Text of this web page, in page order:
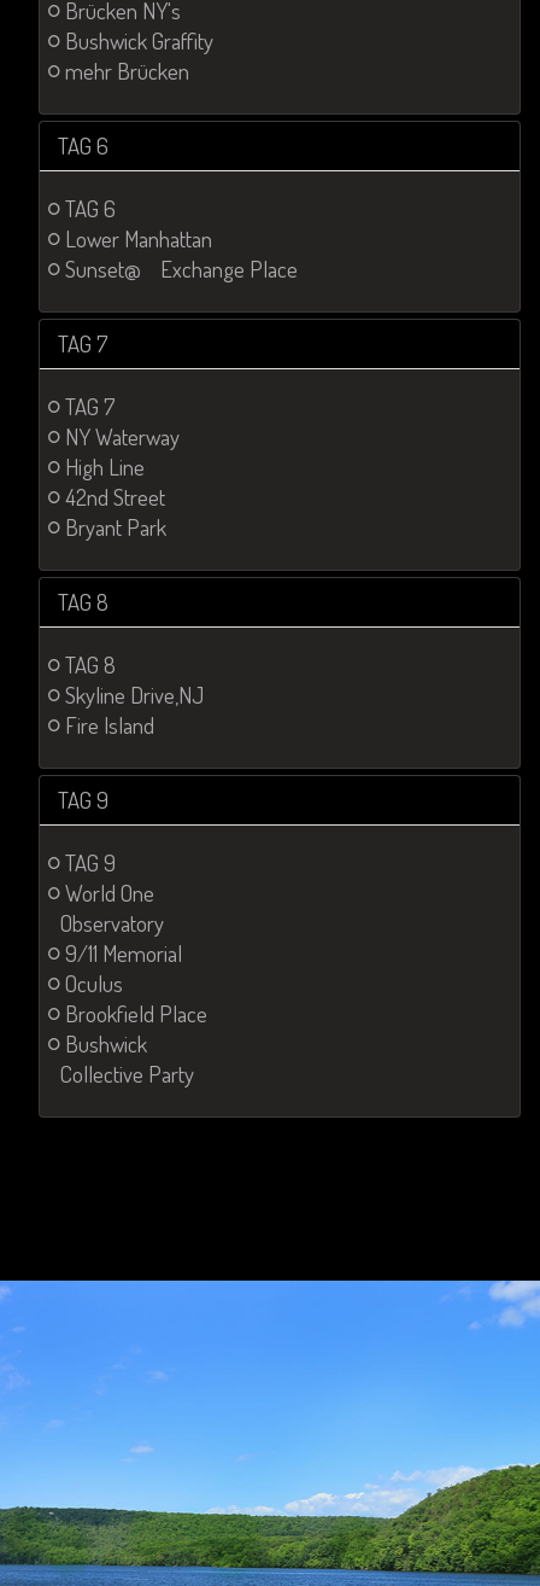
Brücken NY's
Bushwick Graffity
mehr Brücken
TAG 6
TAG 6
Lower Manhattan
Sunset@ Exchange Place
TAG 7
TAG 7
NY Waterway
High Line
42nd Street
Bryant Park
TAG 8
TAG 8
Skyline Drive,NJ
Fire Island
TAG 9
TAG 9
World One
Observatory
9/11 Memorial
Oculus
Brookfield Place
Bushwick
Collective Party